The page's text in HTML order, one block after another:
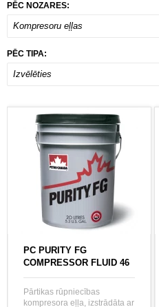
PĒC NOZARES:
Kompresoru eļļas
PĒC TIPA:
Izvēlēties
PC PURITY FG
COMPRESSOR FLUID 46
Pārtikas rūpniecības
kompresora eļļa, izstrādāta ar